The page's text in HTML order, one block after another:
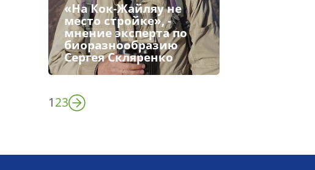
«На Кок-Жайляу не
место стройке», -
мнение эксперта по
биоразнообразию
Сергея Скляренко
123